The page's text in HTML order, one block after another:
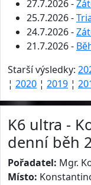
27.7.2026 -
25.7.2026 -
24.7.2026 -
21.7.2026 -
Starší výsledky:
¦ 2020 ¦ 2019 ¦
K6 ultra -
denní běh
Pořadatel: Mgr.
Místo: